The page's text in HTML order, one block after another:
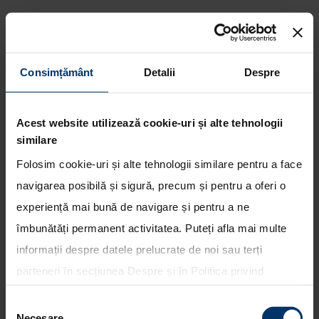
Consimțământ Detalii Despre
Acest website utilizează cookie-uri și alte tehnologii
similare
Folosim cookie-uri și alte tehnologii similare pentru a face
navigarea posibilă și sigură, precum și pentru a oferi o
experiență mai bună de navigare și pentru a ne
îmbunătăți permanent activitatea. Puteți afla mai multe
informații despre datele prelucrate de noi sau terți
parteneri în secțiunea Despre și în Politica privind
toate cookie-urile, una sau mai multe categorii sau să
Hyundai prelungeste
parteneriatul cu exploratorul
elvetian Bertrand Piccard